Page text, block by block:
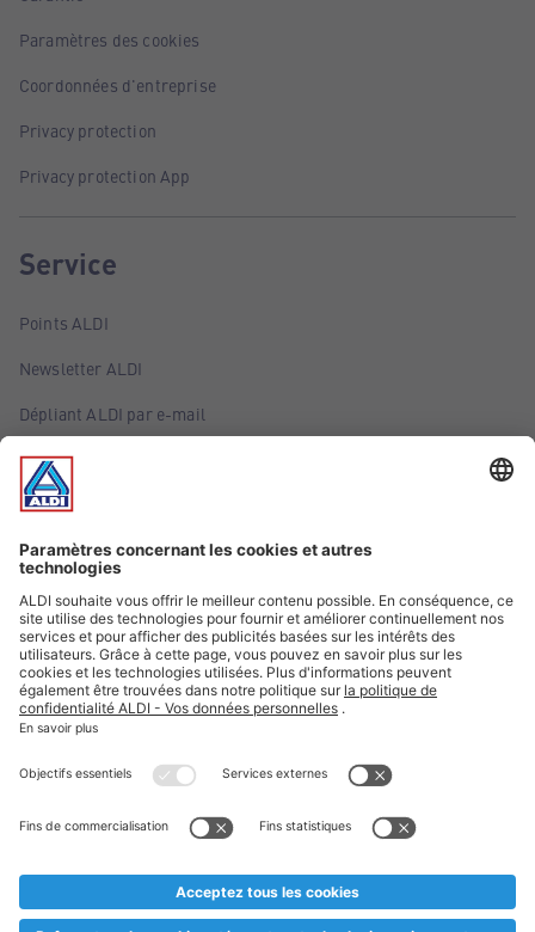
Paramètres des cookies
Coordonnées d'entreprise
Privacy protection
Privacy protection App
Service
Points ALDI
Newsletter ALDI
Dépliant ALDI par e-mail
Offres
Infos essentielles
Suivez ALDI Belgique
Textes marqués d'un astérisque et mentions légales
* Nous vendons ces articles temporairement et jusqu'à
au cas où, malgré le planning bien étudié, nous serions
prématurément en rupture de stock. Prix Recupel et TVA incl.
** Sur ce site, l’utilisation de la forme masculine a été adoptée